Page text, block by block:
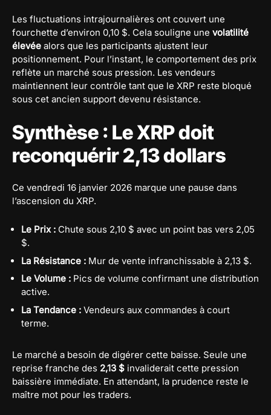
Les fluctuations intrajournalières ont couvert une
fourchette d’environ 0,10 $. Cela souligne une volatilité
élevée alors que les participants ajustent leur
positionnement. Pour l’instant, le comportement des prix
reflète un marché sous pression. Les vendeurs
maintiennent leur contrôle tant que le XRP reste bloqué
sous cet ancien support devenu résistance.
Synthèse : Le XRP doit
reconquérir 2,13 dollars
Ce vendredi 16 janvier 2026 marque une pause dans
l’ascension du XRP.
Le Prix : Chute sous 2,10 $ avec un point bas vers 2,05
$.
La Résistance : Mur de vente infranchissable à 2,13 $.
Le Volume : Pics de volume confirmant une distribution
active.
La Tendance : Vendeurs aux commandes à court
terme.
Le marché a besoin de digérer cette baisse. Seule une
reprise franche des 2,13 $ invaliderait cette pression
baissière immédiate. En attendant, la prudence reste le
maître mot pour les traders.